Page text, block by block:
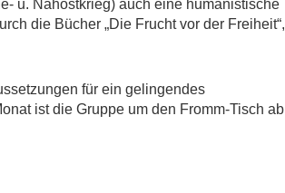
u. Nahostkrieg) auch eine humanistische
die Bücher „Die Frucht vor der Freiheit“,
für ein gelingendes
ist die Gruppe um den Fromm-Tisch ab